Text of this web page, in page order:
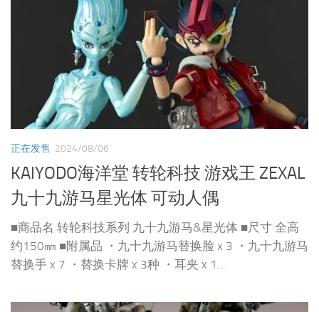
正在发售 2024/08/06
KAIYODO海洋堂 转轮科技 游戏王 ZEXAL
九十九游马星光体 可动人偶
■商品名 转轮科技系列 九十九游马&星光体 ■尺寸 全高
约150㎜ ■附属品 ・九十九游马替换脸 x 3 ・九十九游马
替换手 x 7 ・替换卡牌 x 3种 ・耳夹 x 1...